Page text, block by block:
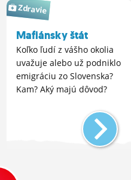
Zdravie
Mafiánsky štát
Koľko ľudí z vášho okolia
uvažuje alebo už podniklo
emigráciu zo Slovenska?
Kam? Aký majú dôvod?